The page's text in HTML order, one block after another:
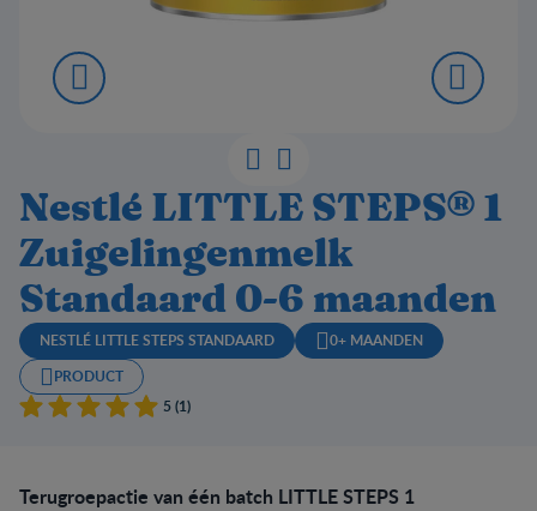
Nestlé LITTLE STEPS® 1
Zuigelingenmelk
Standaard 0-6 maanden
NESTLÉ LITTLE STEPS STANDAARD
0+ MAANDEN
PRODUCT
5 (1)
Terugroepactie van één batch LITTLE STEPS 1